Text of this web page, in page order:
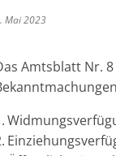
Mai 2023
Amtsblatt Nr.